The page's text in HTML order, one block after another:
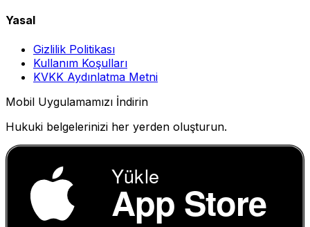
Yasal
Gizlilik Politikası
Kullanım Koşulları
KVKK Aydınlatma Metni
Mobil Uygulamamızı İndirin
Hukuki belgelerinizi her yerden oluşturun.
Yükle
App Store